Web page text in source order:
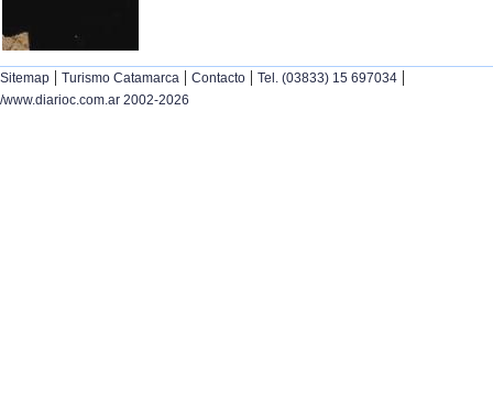
Sitemap | Turismo Catamarca | Contacto | Tel. (03833) 15 697034 |
/www.diarioc.com.ar 2002-2026